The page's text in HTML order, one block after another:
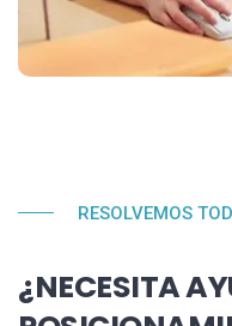
RESOLVEMOS
¿NECESITA